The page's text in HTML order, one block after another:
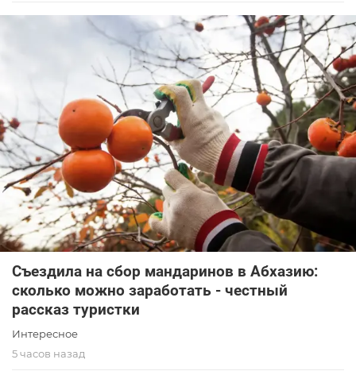
Съездила на сбор мандаринов в Абхазию:
сколько можно заработать - честный
рассказ туристки
Интересное
5 часов назад